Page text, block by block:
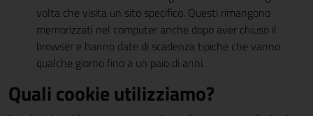
volta che visita un sito specifico. Questi rimangono
memorizzati nel computer anche dopo aver chiuso il
browser e hanno date di scadenza tipiche che vanno
qualche giorno fino a un paio di anni.
Quali cookie utilizziamo?